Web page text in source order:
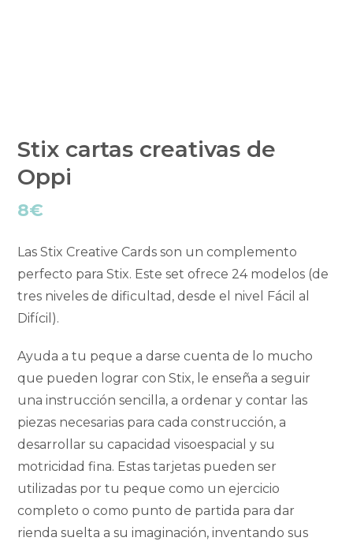
Stix cartas creativas de
Oppi
8€
Las Stix Creative Cards son un complemento
perfecto para Stix. Este set ofrece 24 modelos (de
tres niveles de dificultad, desde el nivel Fácil al
Difícil).
Ayuda a tu peque a darse cuenta de lo mucho
que pueden lograr con Stix, le enseña a seguir
una instrucción sencilla, a ordenar y contar las
piezas necesarias para cada construcción, a
desarrollar su capacidad visoespacial y su
motricidad fina. Estas tarjetas pueden ser
utilizadas por tu peque como un ejercicio
completo o como punto de partida para dar
rienda suelta a su imaginación, inventando sus